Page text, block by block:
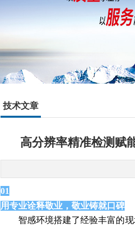
技术文章
高分辨率精准检测赋
01
用专业诠释敬业，敬业铸就口碑
智感环境搭建了经验丰富的